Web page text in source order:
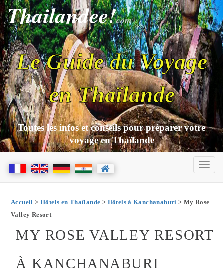
Thailandee!com
Le Guide du Voyage
en Thaïlande
Toutes les infos et conseils pour préparer votre
voyage en Thaïlande
Accueil > Hôtels en Thaïlande > Hôtels à Kanchanaburi > My Rose
Valley Resort
MY ROSE VALLEY RESORT
À KANCHANABURI